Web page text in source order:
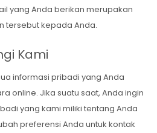
yang Anda berikan merupakan
tersebut kepada Anda.
Kami
informasi pribadi yang Anda
online. Jika suatu saat, Anda ingin
yang kami miliki tentang Anda
preferensi Anda untuk kontak